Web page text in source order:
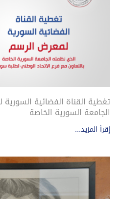
تغطية القناة الفضائية
الجامعة السورية الخاصة
إقرأ المزيد...